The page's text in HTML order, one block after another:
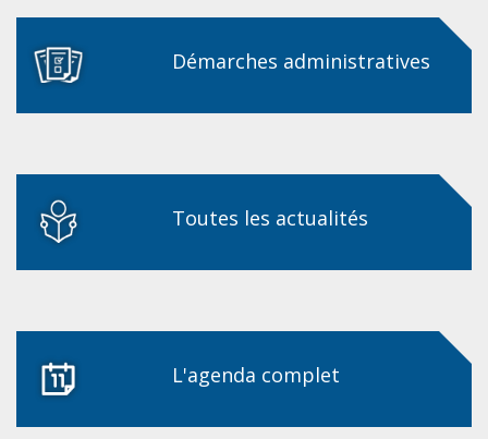
Démarches administratives
Toutes les actualités
L'agenda complet